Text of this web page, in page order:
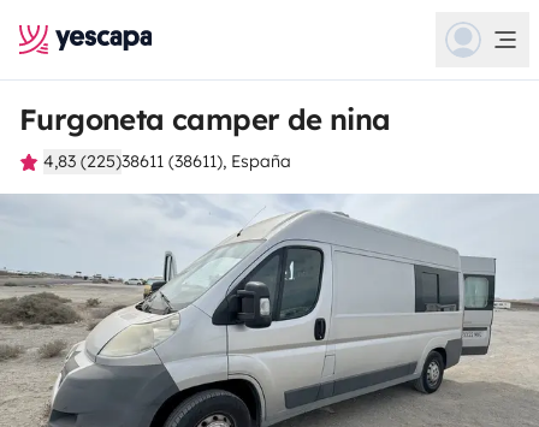
Furgoneta camper de nina
4,83 (225)38611 (38611), España